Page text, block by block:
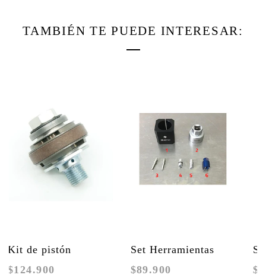
TAMBIÉN TE PUEDE INTERESAR:
Kit de pistón
principal Shock
$124.900
Set Herramientas
Suspensión Formula
$89.900